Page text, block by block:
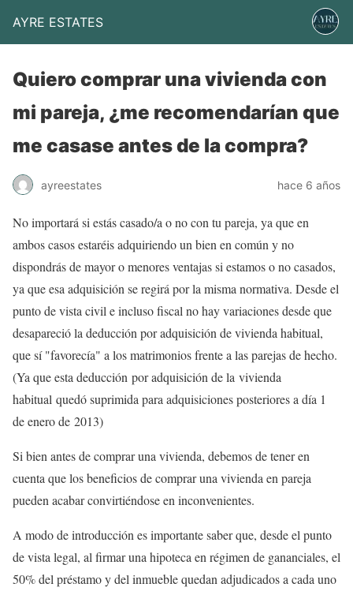
AYRE ESTATES
Quiero comprar una vivienda con
mi pareja, ¿me recomendarían que
me casase antes de la compra?
ayreestates hace 6 años
No importará si estás casado/a o no con tu pareja, ya que en
ambos casos estaréis adquiriendo un bien en común y no
dispondrás de mayor o menores ventajas si estamos o no casados,
ya que esa adquisición se regirá por la misma normativa. Desde el
punto de vista civil e incluso fiscal no hay variaciones desde que
desapareció la deducción por adquisición de vivienda habitual,
que sí "favorecía" a los matrimonios frente a las parejas de hecho.
(Ya que esta deducción por adquisición de la vivienda
habitual quedó suprimida para adquisiciones posteriores a día 1
de enero de 2013)
Si bien antes de comprar una vivienda, debemos de tener en
cuenta que los beneficios de comprar una vivienda en pareja
pueden acabar convirtiéndose en inconvenientes.
A modo de introducción es importante saber que, desde el punto
de vista legal, al firmar una hipoteca en régimen de gananciales, el
50% del préstamo y del inmueble quedan adjudicados a cada uno